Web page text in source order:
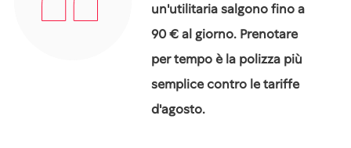
un'utilitaria salgono fino a
90 € al giorno. Prenotare
per tempo è la polizza più
semplice contro le tariffe
d'agosto.